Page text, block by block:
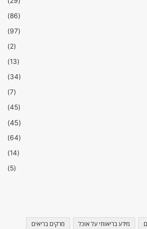
(86)
(97)
(2)
(13)
(34)
(7)
(45)
(45)
(64)
(14)
(5)
מידע בריאותי על אוכל מרקים בריאים